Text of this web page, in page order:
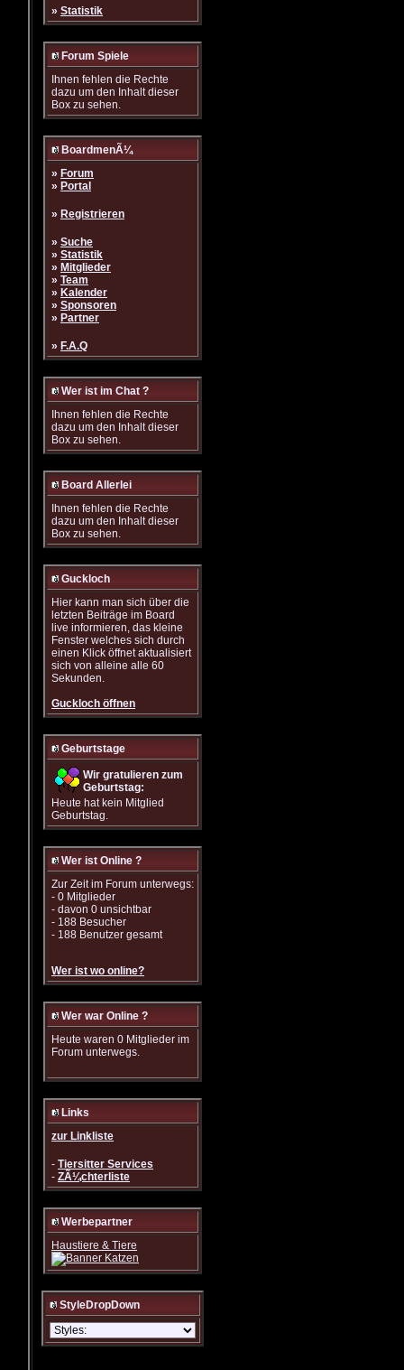
» Statistik
Forum Spiele
Ihnen fehlen die Rechte
dazu um den Inhalt dieser
Box zu sehen.
BoardmenÃ¼
» Forum
» Portal
» Registrieren
» Suche
» Statistik
» Mitglieder
» Team
» Kalender
» Sponsoren
» Partner
» F.A.Q
Wer ist im Chat ?
Ihnen fehlen die Rechte
dazu um den Inhalt dieser
Box zu sehen.
Board Allerlei
Ihnen fehlen die Rechte
dazu um den Inhalt dieser
Box zu sehen.
Guckloch
Hier kann man sich über die
letzten Beiträge im Board
live informieren, das kleine
Fenster welches sich durch
einen Klick öffnet aktualisiert
sich von alleine alle 60
Sekunden.
Guckloch öffnen
Geburtstage
Wir gratulieren zum
Geburtstag:
Heute hat kein Mitglied
Geburtstag.
Wer ist Online ?
Zur Zeit im Forum unterwegs:
- 0 Mitglieder
- davon 0 unsichtbar
- 188 Besucher
- 188 Benutzer gesamt
Wer ist wo online?
Wer war Online ?
Heute waren 0 Mitglieder im
Forum unterwegs.
Links
zur Linkliste
- Tiersitter Services
- ZÃ¼chterliste
Werbepartner
Haustiere & Tiere
StyleDropDown